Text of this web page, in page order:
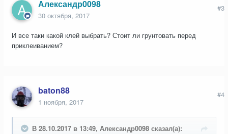
Александр0098
30 октября, 2017
#3
И все таки какой клей выбрать? Стоит ли грунтовать перед
приклеиванием?
baton88
1 ноября, 2017
#4
В 28.10.2017 в 13:49, Александр0098 сказал(а):